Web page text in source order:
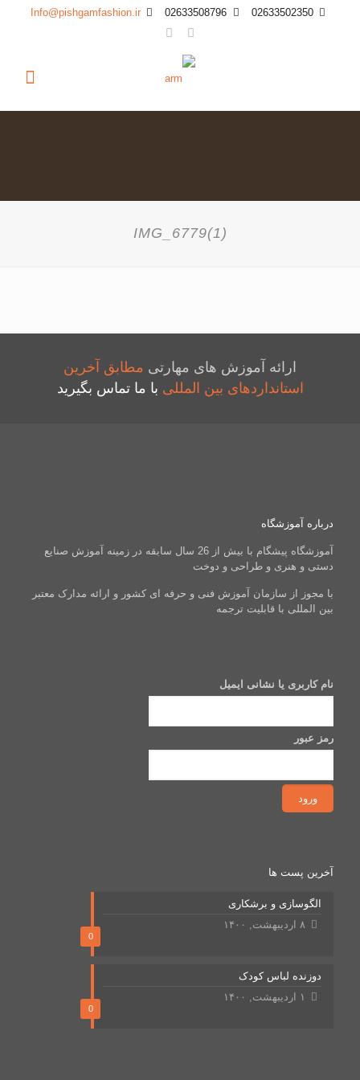
02633502350
02633508796
Info@pishgamfashion.ir
IMG_6779(1)
ارائه آموزش های مهارتی مطابق آخرین
استانداردهای بین المللی با ما تماس بگیرید
درباره آموزشگاه
آموزشگاه پیشگام با بیش از 26 سال سابقه در زمینه آموزش صنایع
دستی و هنری و طراحی و دوخت
با مجوز از سازمان آموزش فنی و حرفه ای کشور و ارائه مدارک معتبر
بین المللی با قابلیت ترجمه
نام کاربری یا نشانی ایمیل
رمز عبور
آخرین پست ها
0
الگوسازی و برشکاری
۸ اردیبهشت, ۱۴۰۰
0
دوزنده لباس کودک
۱ اردیبهشت, ۱۴۰۰